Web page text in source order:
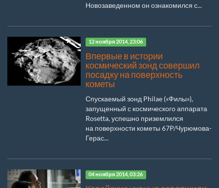
Новозаведенном он ознакомился с...
12 ноября 2014, 23:06
Впервые в истории
космический зонд совершил
посадку на поверхность
кометы
Спускаемый зонд Philae («Филы»),
запущенный с космического аппарата
Rosetta, успешно приземлился
на поверхности кометы 67P/Чурюмова-
Герас...
04 ноября 2014, 03:26